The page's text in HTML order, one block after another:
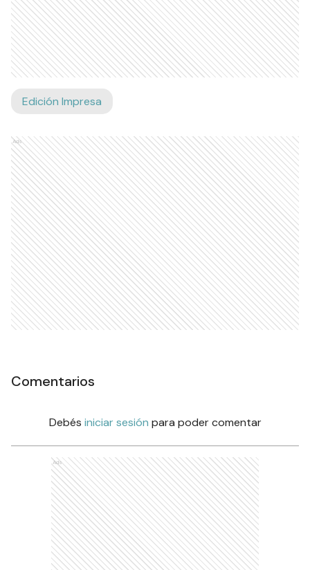
Edición Impresa
Ads
Comentarios
Debés iniciar sesión para poder comentar
Ads